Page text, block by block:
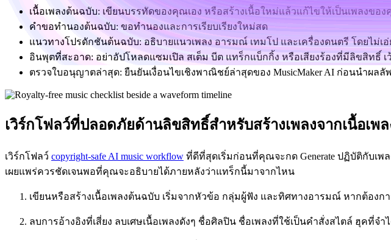
เนื้อเพลงต้นฉบับ: เขียนบรรทัดของคุณเอง หรือสร้างเนื้อใหม่แล้วแก้ไขให้เป็นเพลงขอ
คำขอทำนองต้นฉบับ: ขอทำนองและการเรียบเรียงใหม่สด
แนวทางโปรดักชันต้นฉบับ: อธิบายแนวเพลง อารมณ์ เทมโป และเครื่องดนตรี โดยไม่เ
อินพุตที่สะอาด: อย่าอัปโหลดแซมเปิล สเต็ม บีต แทร็กแบ็กกิ้ง หรือเสียงร้องที่มีลิขสิทธิ์
ตรวจใบอนุญาตล่าสุด: ยืนยันเงื่อนไขเชิงพาณิชย์ล่าสุดของ MusicMaker AI ก่อนนำผ
เวิร์กโฟลว์ที่ปลอดภัยด้านลิขสิทธิ์สำหรับสร้างเพลงจากเนื้อเพล
เวิร์กโฟลว์ copyright-safe AI music workflow ที่ดีที่สุดเริ่มก่อนที่คุณจะกด Generate ปฏิบัติกับเ
เผยแพร่ควรชัดเจนพอที่คุณจะอธิบายได้ภายหลังว่าแทร็กนี้มาจากไหน
เขียนหรือสร้างเนื้อเพลงต้นฉบับ เริ่มจากหัวข้อ กลุ่มผู้ฟัง และทิศทางอารมณ์ หากต้อง
ลบการอ้างอิงที่เสี่ยง ลบเศษเนื้อเพลงดังๆ ชื่อศิลปิน ชื่อเพลงที่ใช้เป็นคำสั่งสไตล์ ฮุคที่จ